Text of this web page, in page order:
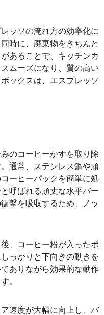
ッソの淹れ方の効率化に
時に、廃棄物をきちんと
あることで、キッチンカ
ムーズになり、質の高い
ックスは、エスプレッソ
のコーヒーかすを取り除
通常、ステンレス鋼や頑
ーヒーパックを簡単に処
呼ばれる頑丈な水平バー
撃を吸収するため、ノッ
、コーヒー粉が入ったポ
っかりと下向きの動きを
ありながら効果的な動作
。
速度が大幅に向上し、バ